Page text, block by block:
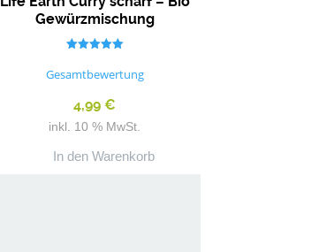
Gewürzmischung
5.00
von 5
Gesamtbewertung
4,99€
inkl. 10 % MwSt.
In den Warenkorb